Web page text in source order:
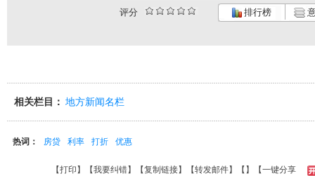
评分 排行榜
相关栏目： 地方新闻名栏
热词： 房贷 利率 打折 优惠
【打印 】【我要纠错】【复制链接】【转发邮件】【 】 【一键分享